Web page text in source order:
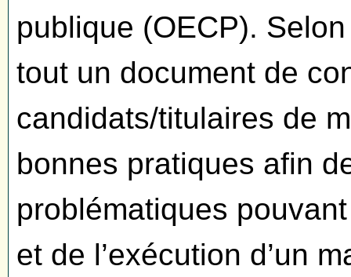
publique (OECP).
tout un document de
candidats/titulaires de
bonnes pratiques afin
problématiques
et de l’exécution d’un